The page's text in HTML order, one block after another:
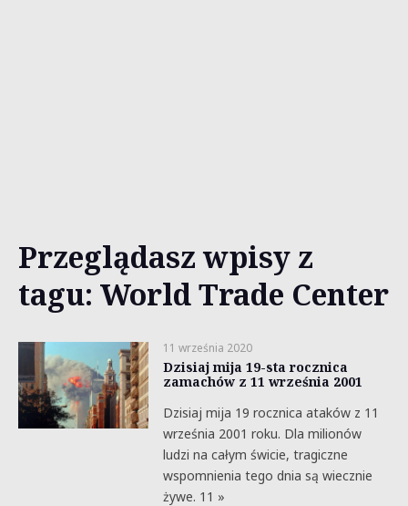
Przeglądasz wpisy z
tagu: World Trade Center
11 września 2020
Dzisiaj mija 19-sta rocznica
zamachów z 11 września 2001
Dzisiaj mija 19 rocznica ataków z 11
września 2001 roku. Dla milionów
ludzi na całym świcie, tragiczne
wspomnienia tego dnia są wiecznie
żywe. 11 »